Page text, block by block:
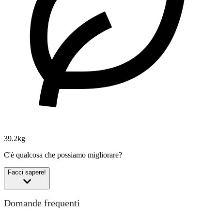
39.2kg
C'è qualcosa che possiamo migliorare?
Facci sapere!
Domande frequenti